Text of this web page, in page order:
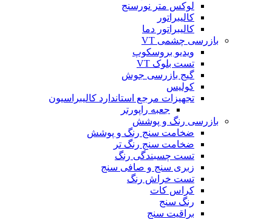
لوکس متر نورسنج
کالیبراتور
کالیبراتور دما
بازرسی چشمی VT
ویدیو بروسکوپ
تست بلوک VT
گیج بازرسی جوش
کولیس
تجهیزات مرجع استاندارد کالیبراسیون
جعبه راپورتر
بازرسی رنگ و پوشش
ضخامت سنج رنگ و پوشش
ضخامت سنج رنگ تر
تست چسبندگی رنگ
زبری سنج و صافی سنج
تست خراش رنگ
کراس کات
رنگ سنج
براقیت سنج